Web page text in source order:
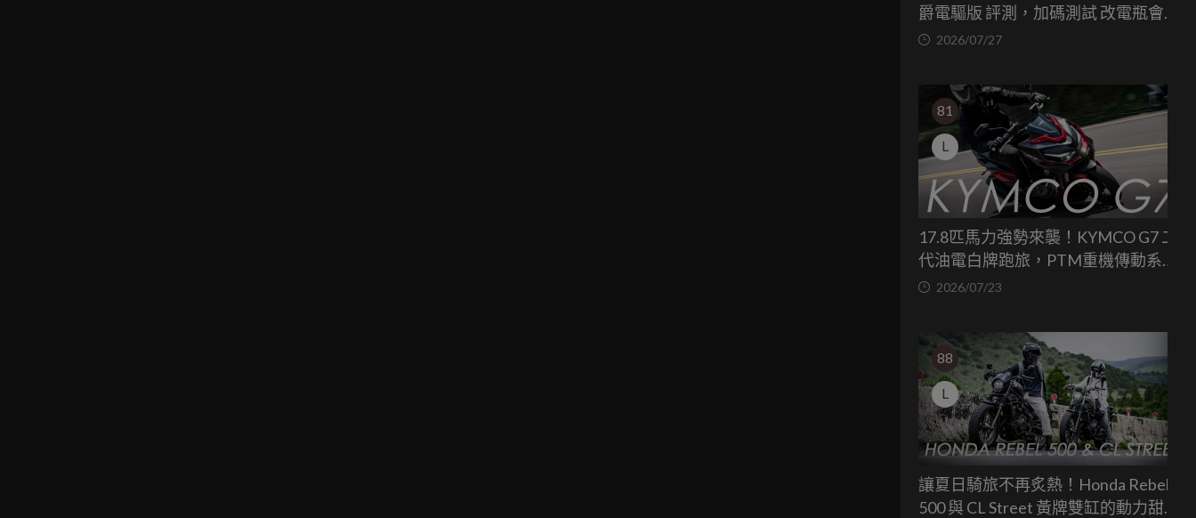
爵電驅版 評測，加碼測試 改電瓶會更
省油嗎？
2026/07/27
81
L
17.8匹馬力強勢來襲！KYMCO G7 二
代油電白牌跑旅，PTM重機傳動系統
與8公斤減重的操控饗宴
2026/07/23
88
L
讓夏日騎旅不再炙熱！Honda Rebel
500 與 CL Street 黃牌雙缸的動力甜蜜